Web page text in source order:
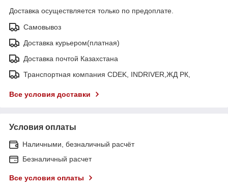
Доставка осуществляется только по предоплате.
Самовывоз
Доставка курьером(платная)
Доставка почтой Казахстана
Транспортная компания CDEK, INDRIVER,ЖД РК,
Все условия доставки
Условия оплаты
Наличными, безналичный расчёт
Безналичный расчет
Все условия оплаты